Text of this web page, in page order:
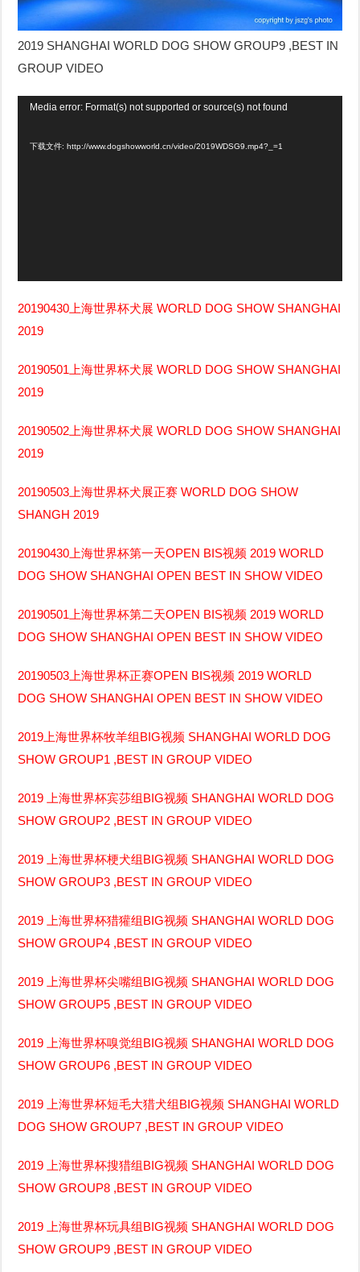
2019 SHANGHAI WORLD DOG SHOW GROUP9 ,BEST IN
GROUP VIDEO
Media error: Format(s) not supported or source(s) not found
下载文件: http://www.dogshowworld.cn/video/2019WDSG9.mp4?_=1
20190430上海世界杯犬展 WORLD DOG SHOW SHANGHAI
2019
20190501上海世界杯犬展 WORLD DOG SHOW SHANGHAI
2019
20190502上海世界杯犬展 WORLD DOG SHOW SHANGHAI
2019
20190503上海世界杯犬展正赛 WORLD DOG SHOW
SHANGH 2019
20190430上海世界杯第一天OPEN BIS视频 2019 WORLD
DOG SHOW SHANGHAI OPEN BEST IN SHOW VIDEO
20190501上海世界杯第二天OPEN BIS视频 2019 WORLD
DOG SHOW SHANGHAI OPEN BEST IN SHOW VIDEO
20190503上海世界杯正赛OPEN BIS视频 2019 WORLD
DOG SHOW SHANGHAI OPEN BEST IN SHOW VIDEO
2019上海世界杯牧羊组BIG视频 SHANGHAI WORLD DOG
SHOW GROUP1 ,BEST IN GROUP VIDEO
2019 上海世界杯宾莎组BIG视频 SHANGHAI WORLD DOG
SHOW GROUP2 ,BEST IN GROUP VIDEO
2019 上海世界杯梗犬组BIG视频 SHANGHAI WORLD DOG
SHOW GROUP3 ,BEST IN GROUP VIDEO
2019 上海世界杯猎獾组BIG视频 SHANGHAI WORLD DOG
SHOW GROUP4 ,BEST IN GROUP VIDEO
2019 上海世界杯尖嘴组BIG视频 SHANGHAI WORLD DOG
SHOW GROUP5 ,BEST IN GROUP VIDEO
2019 上海世界杯嗅觉组BIG视频 SHANGHAI WORLD DOG
SHOW GROUP6 ,BEST IN GROUP VIDEO
2019 上海世界杯短毛大猎犬组BIG视频 SHANGHAI WORLD
DOG SHOW GROUP7 ,BEST IN GROUP VIDEO
2019 上海世界杯搜猎组BIG视频 SHANGHAI WORLD DOG
SHOW GROUP8 ,BEST IN GROUP VIDEO
2019 上海世界杯玩具组BIG视频 SHANGHAI WORLD DOG
SHOW GROUP9 ,BEST IN GROUP VIDEO